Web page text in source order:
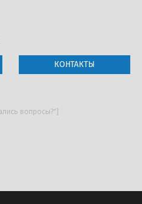
КОНТАКТЫ
вопросы?"]